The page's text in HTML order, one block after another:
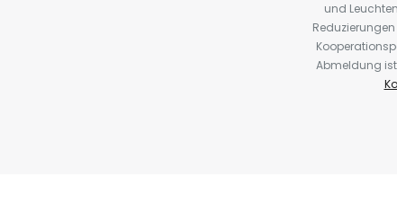
und
Abmeldung